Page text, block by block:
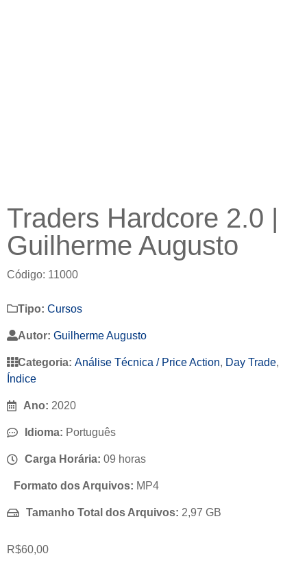
Traders Hardcore 2.0 |
Guilherme Augusto
Código: 11000
Tipo: Cursos
Autor: Guilherme Augusto
Categoria: Análise Técnica / Price Action, Day Trade,
Índice
Ano: 2020
Idioma: Português
Carga Horária: 09 horas
Formato dos Arquivos: MP4
Tamanho Total dos Arquivos: 2,97 GB
R$60,00